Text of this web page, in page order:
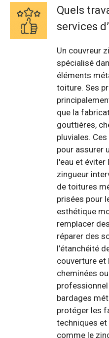
Quels
services
Un couvreur
spécialisé
éléments
toiture. Ses
que la
gouttières,
pluviales.
pour assurer
l'eau et
zingueur
de toitures
prisées pour
esthétique
remplacer
réparer des
l’étanchéité
couverture et
cheminées
bardages
protéger les
techniques et
comme le